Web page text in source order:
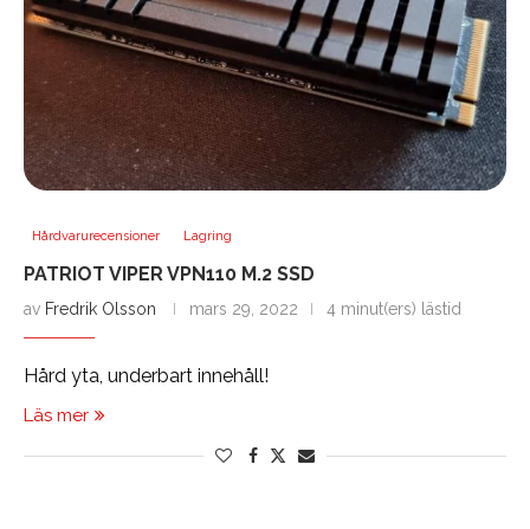
Hårdvarurecensioner Lagring
PATRIOT VIPER VPN110 M.2 SSD
av Fredrik Olsson mars 29, 2022 4 minut(ers) lästid
Hård yta, underbart innehåll!
Läs mer